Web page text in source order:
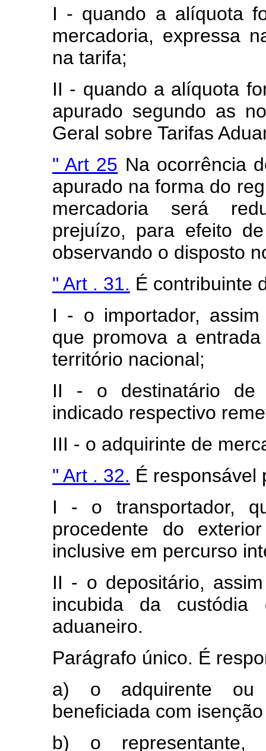
I - quando a alíquota
mercadoria, expressa
na tarifa;
II - quando a alíquota
apurado segundo as
Geral sobre Tarifas
" Art 25 Na ocorrência
apurado na forma do
mercadoria será
prejuízo, para efeito
observando o disposto
" Art . 31. É contribuinte
I - o importador, assim
que promova a
território nacional;
II - o destinatário de
indicado respectivo
III - o adquirinte de
" Art . 32. É responsável
I - o transportador,
procedente do
inclusive em percurso
II - o depositário,
incubida da custódia
aduaneiro.
Parágrafo único. É
a) o adquirente ou
beneficiada com
b) o representante,